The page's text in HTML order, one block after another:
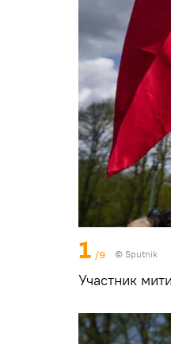
1 /9 © Sputnik
Участник